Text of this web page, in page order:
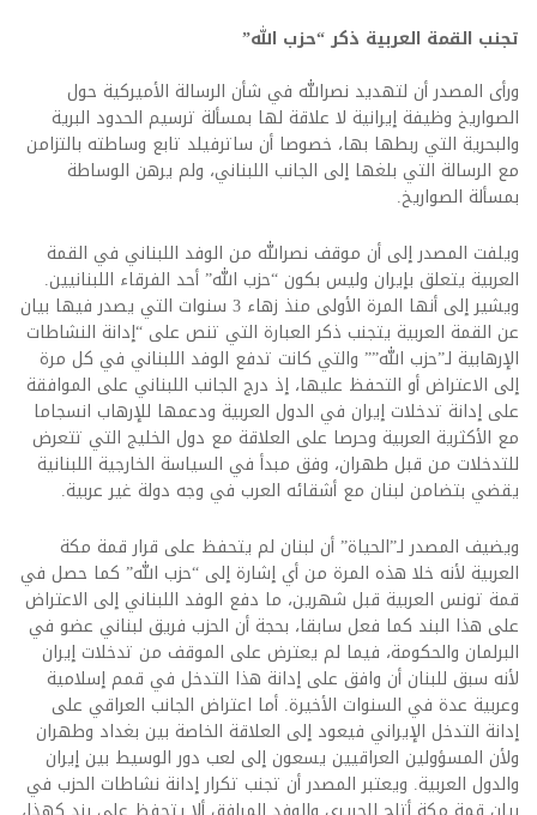
تجنب القمة العربية ذكر “حزب الله”
ورأى المصدر أن لتهديد نصرالله في شأن الرسالة الأميركية حول
الصواريخ وظيفة إيرانية لا علاقة لها بمسألة ترسيم الحدود البرية
والبحرية التي ربطها بها، خصوصا أن ساترفيلد تابع وساطته بالتزامن
مع الرسالة التي بلغها إلى الجانب اللبناني، ولم يرهن الوساطة
بمسألة الصواريخ.
ويلفت المصدر إلى أن موقف نصرالله من الوفد اللبناني في القمة
العربية يتعلق بإيران وليس بكون “حزب الله” أحد الفرقاء اللبنانيين.
ويشير إلى أنها المرة الأولى منذ زهاء 3 سنوات التي يصدر فيها بيان
عن القمة العربية يتجنب ذكر العبارة التي تنص على “إدانة النشاطات
الإرهابية لـ”حزب الله”” والتي كانت تدفع الوفد اللبناني في كل مرة
إلى الاعتراض أو التحفظ عليها، إذ درج الجانب اللبناني على الموافقة
على إدانة تدخلات إيران في الدول العربية ودعمها للإرهاب انسجاما
مع الأكثرية العربية وحرصا على العلاقة مع دول الخليج التي تتعرض
للتدخلات من قبل طهران، وفق مبدأ في السياسة الخارجية اللبنانية
يقضي بتضامن لبنان مع أشقائه العرب في وجه دولة غير عربية.
ويضيف المصدر لـ”الحياة” أن لبنان لم يتحفظ على قرار قمة مكة
العربية لأنه خلا هذه المرة من أي إشارة إلى “حزب الله” كما حصل في
قمة تونس العربية قبل شهرين، ما دفع الوفد اللبناني إلى الاعتراض
على هذا البند كما فعل سابقا، بحجة أن الحزب فريق لبناني عضو في
البرلمان والحكومة، فيما لم يعترض على الموقف من تدخلات إيران
لأنه سبق للبنان أن وافق على إدانة هذا التدخل في قمم إسلامية
وعربية عدة في السنوات الأخيرة. أما اعتراض الجانب العراقي على
إدانة التدخل الإيراني فيعود إلى العلاقة الخاصة بين بغداد وطهران
ولأن المسؤولين العراقيين يسعون إلى لعب دور الوسيط بين إيران
والدول العربية. ويعتبر المصدر أن تجنب تكرار إدانة نشاطات الحزب في